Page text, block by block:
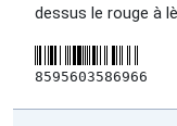
dessus le rouge à
8595603586966